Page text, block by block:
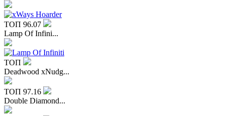
ТОП 96.07
Lamp Of Infini...
ТОП
Deadwood xNudg...
ТОП 97.16
Double Diamond...